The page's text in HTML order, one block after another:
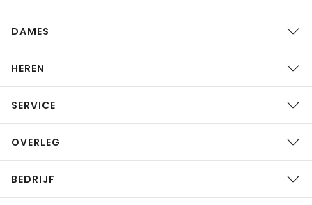
DAMES
HEREN
SERVICE
OVERLEG
BEDRIJF